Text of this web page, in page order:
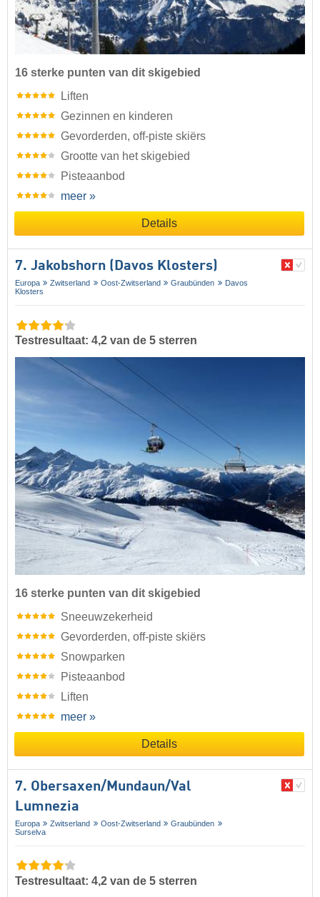
16 sterke punten van dit skigebied
Liften
Gezinnen en kinderen
Gevorderden, off-piste skiërs
Grootte van het skigebied
Pisteaanbod
meer »
Details
7. Jakobshorn (Davos Klosters)
Europa Zwitserland Oost-Zwitserland Graubünden
Davos
Klosters
Testresultaat: 4,2 van de 5 sterren
16 sterke punten van dit skigebied
Sneeuwzekerheid
Gevorderden, off-piste skiërs
Snowparken
Pisteaanbod
Liften
meer »
Details
7. Obersaxen/​Mundaun/​Val
Lumnezia
Europa Zwitserland Oost-Zwitserland
Graubünden
Surselva
Testresultaat: 4,2 van de 5 sterren